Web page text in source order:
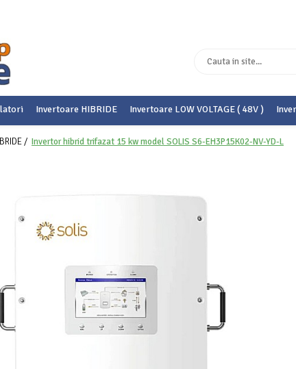
Invertoare HIBRIDE Invertoare LOW VOLTAGE ( 48V )
/ Invertor hibrid trifazat 15 kw model SOLIS S6-EH3P15K02-NV-YD-L